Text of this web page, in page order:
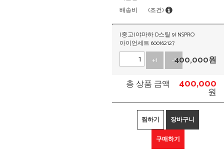
배송비
(조건)
(중고)야마하 D스틸 9I NSPRO
아이언세트 600162127
+1
-1400,000원
총 상품 금액
400,000
원
찜하기 장바구니
구매하기